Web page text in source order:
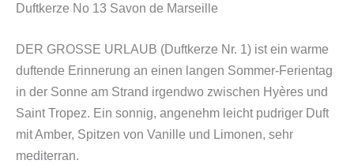
Duftkerze No 13 Savon de Marseille
DER GROSSE URLAUB (Duftkerze Nr. 1) ist ein warme
duftende Erinnerung an einen langen Sommer-Ferientag
in der Sonne am Strand irgendwo zwischen Hyères und
Saint Tropez. Ein sonnig, angenehm leicht pudriger Duft
mit Amber, Spitzen von Vanille und Limonen, sehr
mediterran.